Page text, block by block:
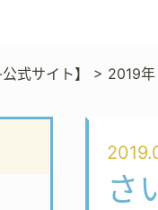
式サイト】 > 2019年
さ